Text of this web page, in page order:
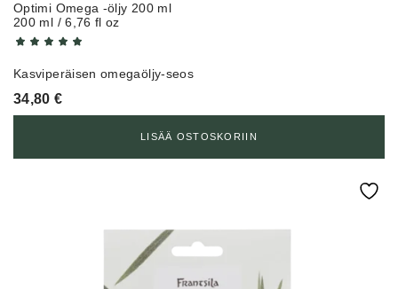
Optimi Omega -öljy 200 ml
200 ml / 6,76 fl oz
Kasviperäisen omegaöljy-seos
34,80€
LISÄÄ OSTOSKORIIN